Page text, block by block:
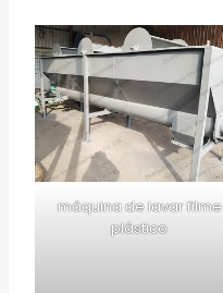
máquina de lavar filme
plástico